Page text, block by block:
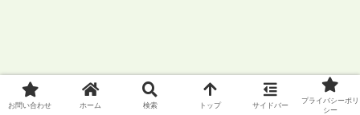
お問い合わせ ホーム 検索 トップ サイドバー
プライバシーポリ
シー